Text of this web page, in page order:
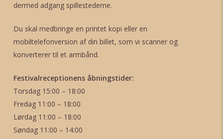
dermed adgang spillestederne.
Du skal medbringe en printet kopi eller en
mobiltelefonversion af din billet, som vi scanner og
konverterer til et armbånd.
Festivalreceptionens åbningstider:
Torsdag 15:00 – 18:00
Fredag 11:00 – 18:00
Lørdag 11:00 – 18:00
Søndag 11:00 – 14:00